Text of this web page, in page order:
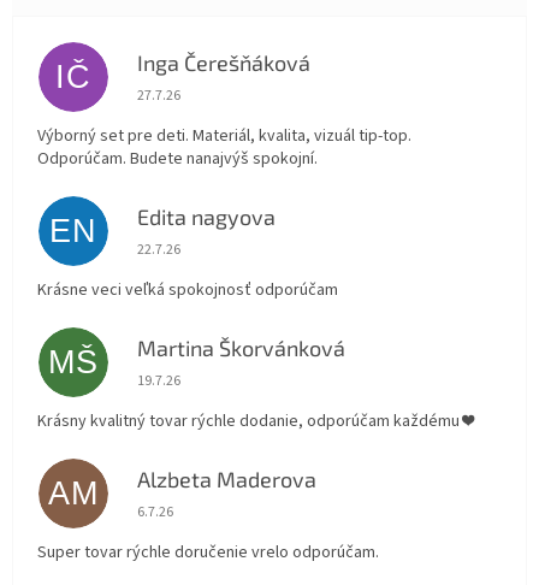
IČ Inga Čerešňáková
Hodnotenie obchodu je 5 z 5 hviezdičiek.
27.7.26
Výborný set pre deti. Materiál, kvalita, vizuál tip-top.
Odporúčam. Budete nanajvýš spokojní.
EN Edita nagyova
Hodnotenie obchodu je 5 z 5 hviezdičiek.
22.7.26
Krásne veci veľká spokojnosť odporúčam
MŠ Martina Škorvánková
Hodnotenie obchodu je 5 z 5 hviezdičiek.
19.7.26
Krásny kvalitný tovar rýchle dodanie, odporúčam každému ❤️
AM Alzbeta Maderova
Hodnotenie obchodu je 5 z 5 hviezdičiek.
6.7.26
Super tovar rýchle doručenie vrelo odporúčam.